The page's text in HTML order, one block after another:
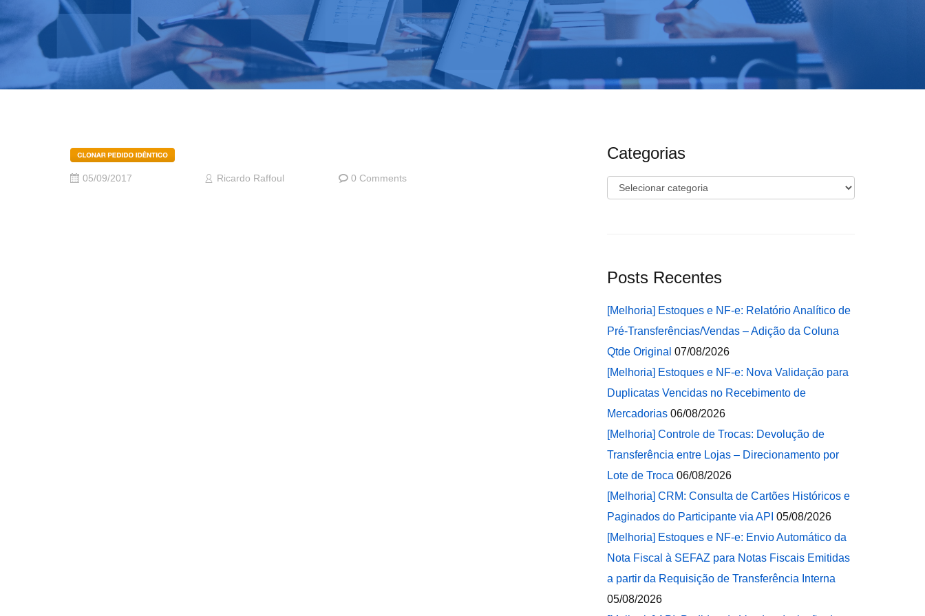
05/09/2017 Ricardo Raffoul 0 Comments
Categorias
Categorias
Posts Recentes
[Melhoria] Estoques e NF-e: Relatório Analítico de
Pré-Transferências/Vendas – Adição da Coluna
Qtde Original 07/08/2026
[Melhoria] Estoques e NF-e: Nova Validação para
Duplicatas Vencidas no Recebimento de
Mercadorias 06/08/2026
[Melhoria] Controle de Trocas: Devolução de
Transferência entre Lojas – Direcionamento por
Lote de Troca 06/08/2026
[Melhoria] CRM: Consulta de Cartões Históricos e
Paginados do Participante via API 05/08/2026
[Melhoria] Estoques e NF-e: Envio Automático da
Nota Fiscal à SEFAZ para Notas Fiscais Emitidas
a partir da Requisição de Transferência Interna
05/08/2026